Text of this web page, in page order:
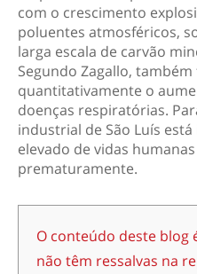
com o crescimento
poluentes atmosféricos,
larga escala de carvão
Segundo Zagallo,
quantitativamente o
doenças respiratórias.
industrial de São Luís
elevado de vidas
prematuramente.
O conteúdo deste blog
não têm ressalvas na